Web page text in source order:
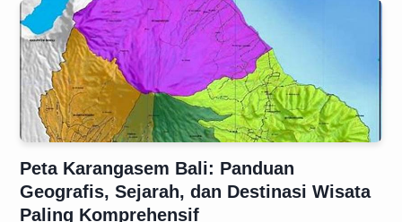
Peta Karangasem Bali: Panduan
Geografis, Sejarah, dan Destinasi Wisata
Paling Komprehensif